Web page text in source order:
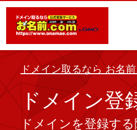
ドメインの期限
ドメイン更新
中古ドメイン
バックオーダー
使いやすさと高機
独自ドメイン＋サ
る
SSLも無料でコス
レンタルサー
ドメインオプショ
ドメイン登録者宛
Whois情報公開
サポート
サービスに関す
よくある質問
ヘルプ
ドメイン取るなら お名
ドメイン登
ドメインを登録す